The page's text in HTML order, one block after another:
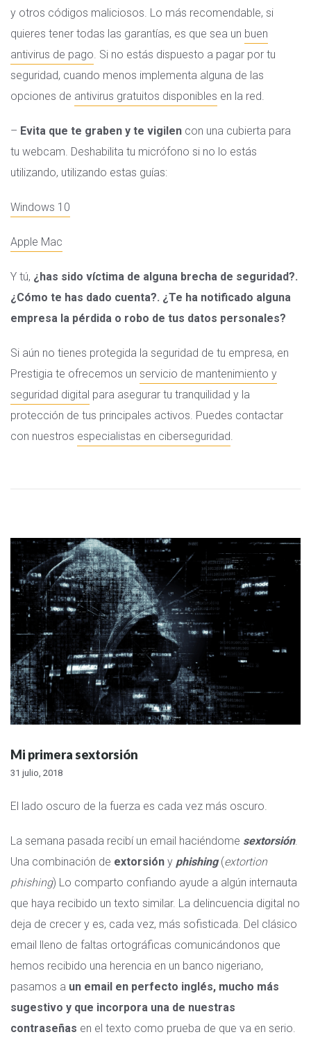
y otros códigos maliciosos. Lo más recomendable, si
quieres tener todas las garantías, es que sea un buen
antivirus de pago. Si no estás dispuesto a pagar por tu
seguridad, cuando menos implementa alguna de las
opciones de antivirus gratuitos disponibles en la red.
– Evita que te graben y te vigilen con una cubierta para
tu webcam. Deshabilita tu micrófono si no lo estás
utilizando, utilizando estas guías:
Windows 10
Apple Mac
Y tú, ¿has sido víctima de alguna brecha de seguridad?.
¿Cómo te has dado cuenta?. ¿Te ha notificado alguna
empresa la pérdida o robo de tus datos personales?
Si aún no tienes protegida la seguridad de tu empresa, en
Prestigia te ofrecemos un servicio de mantenimiento y
seguridad digital para asegurar tu tranquilidad y la
protección de tus principales activos. Puedes contactar
con nuestros especialistas en ciberseguridad.
Mi primera sextorsión
31 julio, 2018
El lado oscuro de la fuerza es cada vez más oscuro.
La semana pasada recibí un email haciéndome sextorsión.
Una combinación de extorsión y phishing(extortion
phishing) Lo comparto confiando ayude a algún internauta
que haya recibido un texto similar. La delincuencia digital no
deja de crecer y es, cada vez, más sofisticada. Del clásico
email lleno de faltas ortográficas comunicándonos que
hemos recibido una herencia en un banco nigeriano,
pasamos a un email en perfecto inglés, mucho más
sugestivo y que incorpora una de nuestras
contraseñas en el texto como prueba de que va en serio.